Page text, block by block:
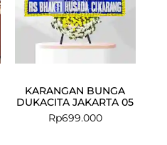
KARANGAN BUNGA
DUKACITA JAKARTA 05
Rp699.000